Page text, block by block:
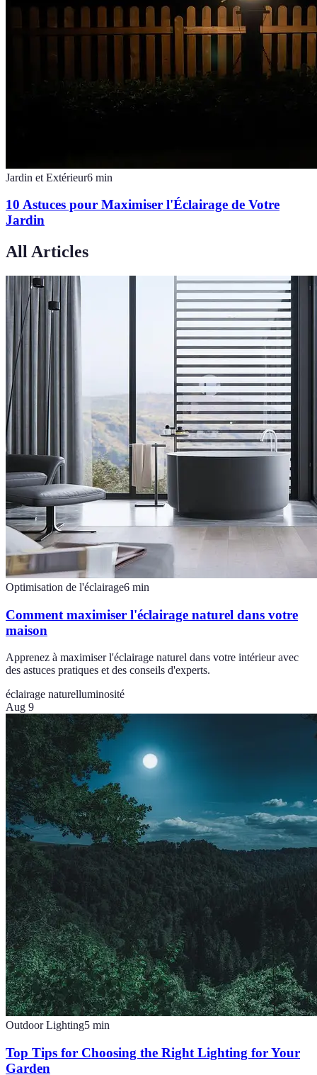
Jardin et Extérieur6 min
10 Astuces pour Maximiser l'Éclairage de Votre
Jardin
All Articles
Optimisation de l'éclairage6 min
Comment maximiser l'éclairage naturel dans votre
maison
Apprenez à maximiser l'éclairage naturel dans votre intérieur avec
des astuces pratiques et des conseils d'experts.
éclairage naturelluminosité
Aug 9
Outdoor Lighting5 min
Top Tips for Choosing the Right Lighting for Your
Garden